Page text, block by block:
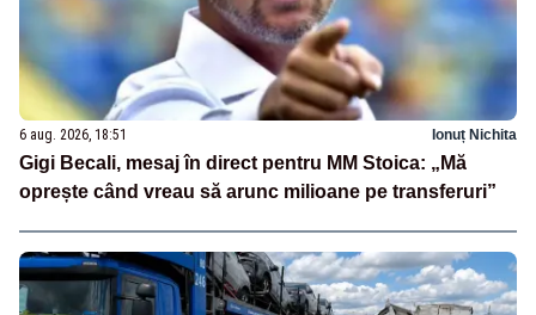
6 aug. 2026, 18:51 Ionuț Nichita
Gigi Becali, mesaj în direct pentru MM Stoica: „Mă
oprește când vreau să arunc milioane pe transferuri”